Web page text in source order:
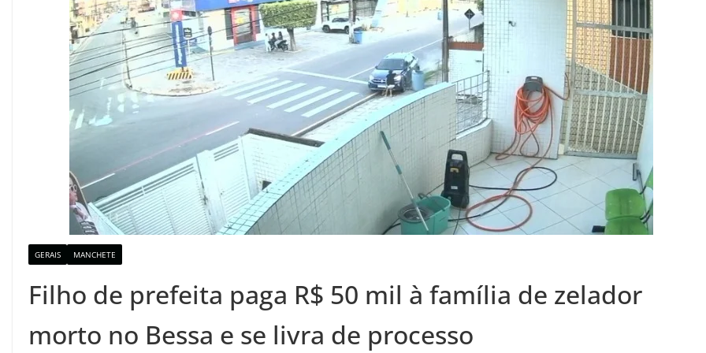
GERAIS MANCHETE
Filho de prefeita paga R$ 50 mil à família de zelador
morto no Bessa e se livra de processo